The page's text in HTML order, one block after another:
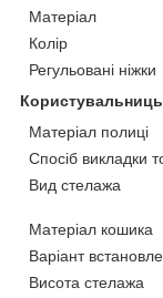
Матеріал
Колір
Регульовані ніжки
Матеріал полиці
Спосіб викладки
Вид стелажа
Матеріал кошика
Варіант
Висота стелажа